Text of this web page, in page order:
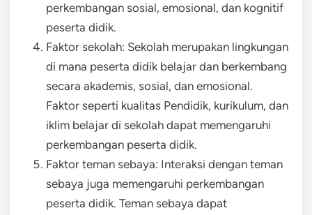
perkembangan sosial, emosional, dan kognitif
peserta didik.
Faktor sekolah: Sekolah merupakan lingkungan
di mana peserta didik belajar dan berkembang
secara akademis, sosial, dan emosional.
Faktor seperti kualitas Pendidik, kurikulum, dan
iklim belajar di sekolah dapat memengaruhi
perkembangan peserta didik.
Faktor teman sebaya: Interaksi dengan teman
sebaya juga memengaruhi perkembangan
peserta didik. Teman sebaya dapat